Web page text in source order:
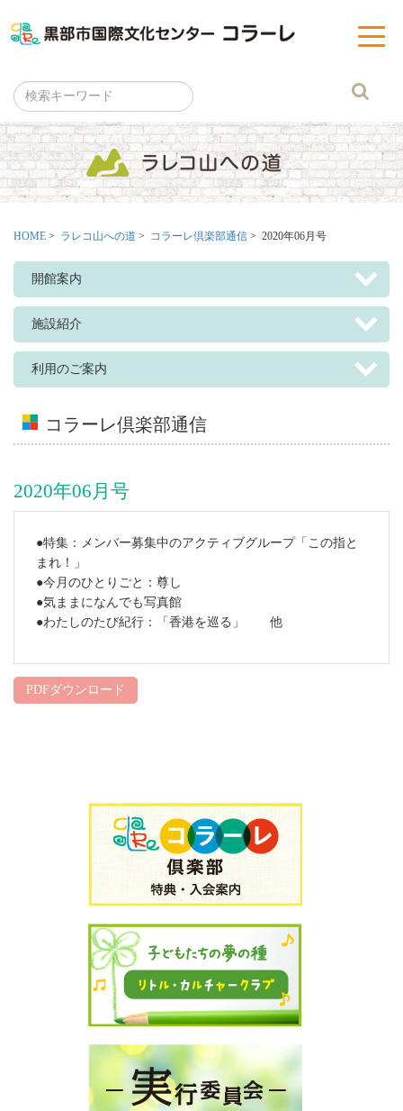
黒部
t
o
v
i
g
a
t
i
o
HOME > ラレコ山への道 > コラーレ倶楽部通信 > 2020年06月号
開館案内
施設紹介
利用のご案内
コラーレ倶楽部通信
2020年06月号
●特集：メンバー募集中のアクティブグループ「この指と
まれ！」
●今月のひとりごと：尊し
●気ままになんでも写真館
●わたしのたび紀行：「香港を巡る」 他
PDFダウンロード